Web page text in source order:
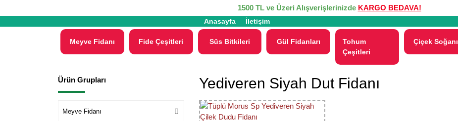
1500 TL ve Üzeri Alışverişlerinizde KARGO BEDAVA!
Anasayfa İletişim
Meyve Fidanı Fide Çeşitleri Süs Bitkileri Gül Fidanları
Tohum
Çeşitleri
Çiçek Soğanı
Ürün Grupları
Meyve Fidanı
Yediveren Siyah Dut Fidanı